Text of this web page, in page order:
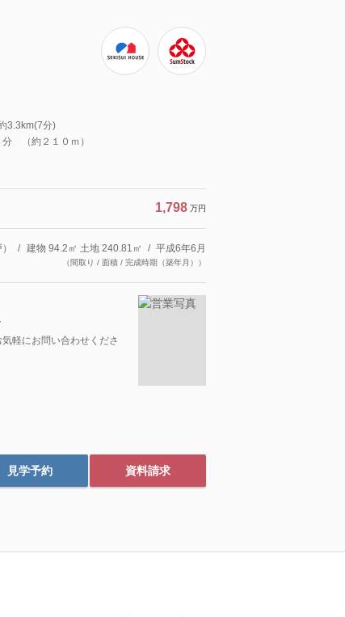
3.3km(7分)
（約２１０ｍ）
1,798 万円
建物 94.2㎡ 土地 240.81㎡ 平成6年6月
（間取り / 面積 / 完成時期（築年月））
軽にお問い合わせくださ
見学予約 資料請求